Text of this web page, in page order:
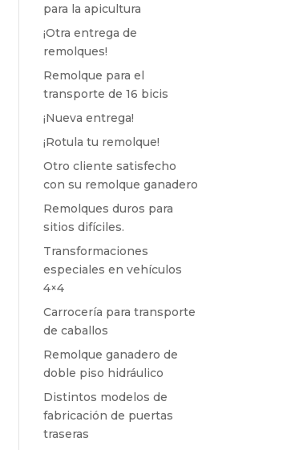
para la apicultura
¡Otra entrega de
remolques!
Remolque para el
transporte de 16 bicis
¡Nueva entrega!
¡Rotula tu remolque!
Otro cliente satisfecho
con su remolque ganadero
Remolques duros para
sitios difíciles.
Transformaciones
especiales en vehículos
4×4
Carrocería para transporte
de caballos
Remolque ganadero de
doble piso hidráulico
Distintos modelos de
fabricación de puertas
traseras